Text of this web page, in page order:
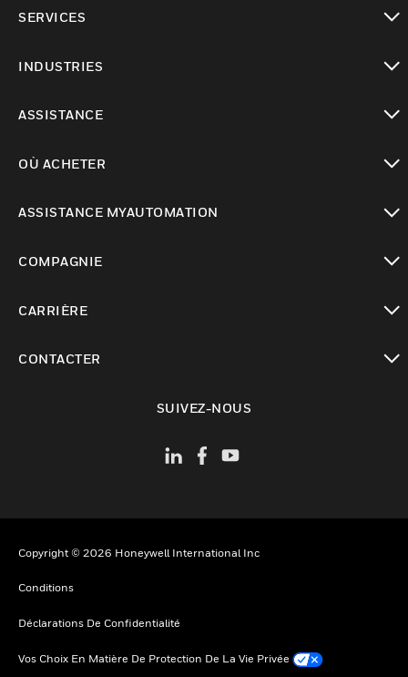
SERVICES
INDUSTRIES
ASSISTANCE
OÙ ACHETER
ASSISTANCE MYAUTOMATION
COMPAGNIE
CARRIÈRE
CONTACTER
SUIVEZ-NOUS
Copyright © 2026 Honeywell International Inc
Conditions
Déclarations De Confidentialité
Vos Choix En Matière De Protection De La Vie Privée